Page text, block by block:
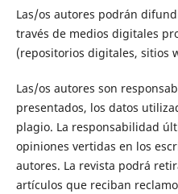
Las/os autores podrán
través de medios digitales
(repositorios digitales, sitios
Las/os autores son
presentados, los datos
plagio. La responsabilidad
opiniones vertidas en los
autores. La revista podrá
artículos que reciban